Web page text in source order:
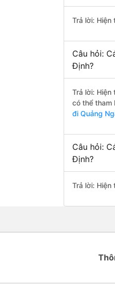
Trả lời: Hiện
Câu hỏi:
Định?
Trả lời:
có thể tham
đi Quảng
Câu hỏi:
Định?
Trả lời: Hiện